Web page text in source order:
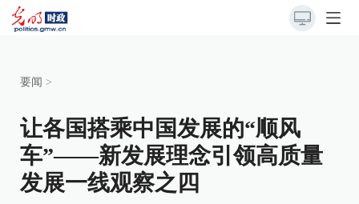
要闻 >
让各国搭乘中国发展的“顺风
车”——新发展理念引领高质量
发展一线观察之四